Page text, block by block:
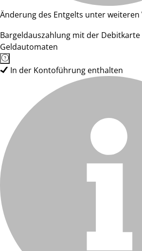
Änderung des Entgelts unter weiteren
Bargeldauszahlung mit der
Geldautomaten
In der Kontoführung enthalten